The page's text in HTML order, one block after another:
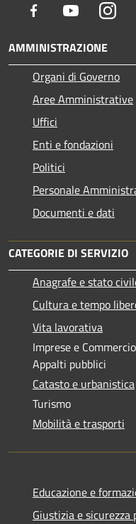
Facebook Youtube
AMMINISTRAZIONE
Organi di Governo
Aree Amministrative
Uffici
Enti e fondazioni
Politici
Personale
Documenti e dati
CATEGORIE DI SERVIZIO
Anagrafe e stato
Cultura e tempo
Vita lavorativa
Imprese e Commercio
Appalti pubblici
Catasto e urbanistica
Turismo
Mobilità e trasporti
Educazione e
Giustizia e sicurezza